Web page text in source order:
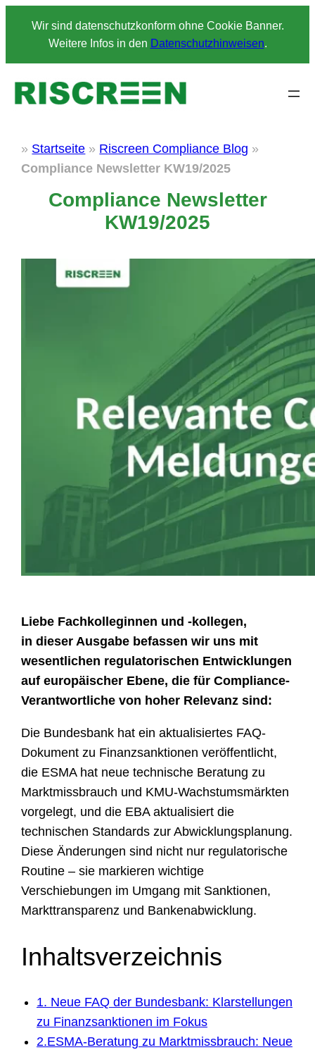
Wir sind datenschutzkonform ohne Cookie Banner.
Weitere Infos in den Datenschutzhinweisen.
» Startseite » Riscreen Compliance Blog »
Compliance Newsletter KW19/2025
Compliance Newsletter
KW19/2025
Liebe Fachkolleginnen und -kollegen,
in dieser Ausgabe befassen wir uns mit
wesentlichen regulatorischen Entwicklungen
auf europäischer Ebene, die für Compliance-
Verantwortliche von hoher Relevanz sind:
Die Bundesbank hat ein aktualisiertes FAQ-
Dokument zu Finanzsanktionen veröffentlicht,
die ESMA hat neue technische Beratung zu
Marktmissbrauch und KMU-Wachstumsmärkten
vorgelegt, und die EBA aktualisiert die
technischen Standards zur Abwicklungsplanung.
Diese Änderungen sind nicht nur regulatorische
Routine – sie markieren wichtige
Verschiebungen im Umgang mit Sanktionen,
Markttransparenz und Bankenabwicklung.
Inhaltsverzeichnis
1. Neue FAQ der Bundesbank: Klarstellungen
zu Finanzsanktionen im Fokus
2.ESMA-Beratung zu Marktmissbrauch: Neue